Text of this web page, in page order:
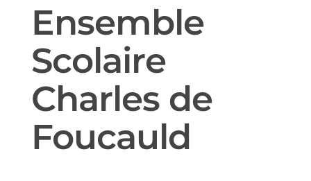
Ensemble
Scolaire
Charles de
Foucauld